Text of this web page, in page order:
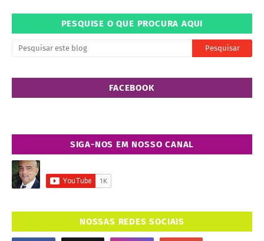
PESQUISE O QUE PROCURA AQUI
FACEBOOK
SIGA-NOS EM NOSSO CANAL
NOSSAS REDES SOCIAIS